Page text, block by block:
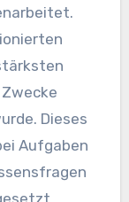
Dieses
Aufgaben